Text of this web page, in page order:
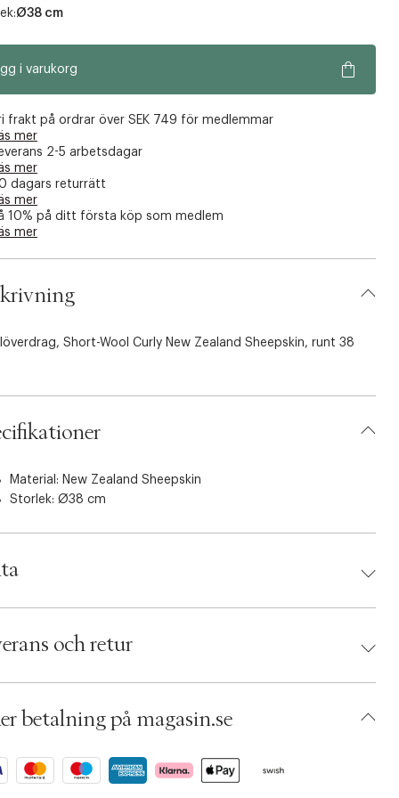
Ø38 cm
i varukorg
frakt på ordrar över SEK 749 för medlemmar
mer
2-5 arbetsdagar
mer
dagars returrätt
mer
10% på ditt första köp som medlem
mer
Short-Wool Curly New Zealand Sheepskin, runt 38
Material: New Zealand Sheepskin
Storlek: Ø38 cm
6927813170024och retur
betalning på magasin.se